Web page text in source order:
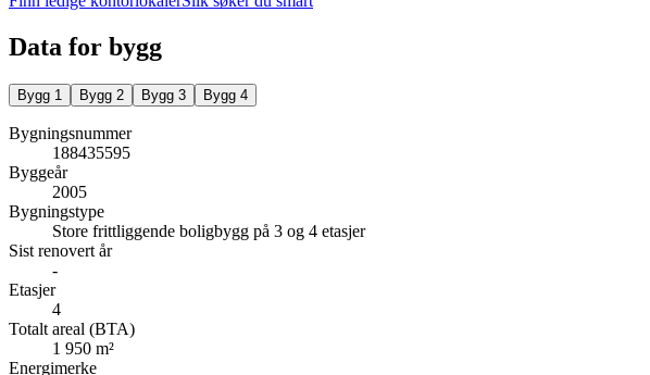
Data for bygg
Bygg 1 Bygg 2 Bygg 3 Bygg 4
Bygningsnummer
188435595
Byggeår
2005
Bygningstype
Store frittliggende boligbygg på 3 og 4 etasjer
Sist renovert år
-
Etasjer
4
Totalt areal (BTA)
1 950 m²
Energimerke